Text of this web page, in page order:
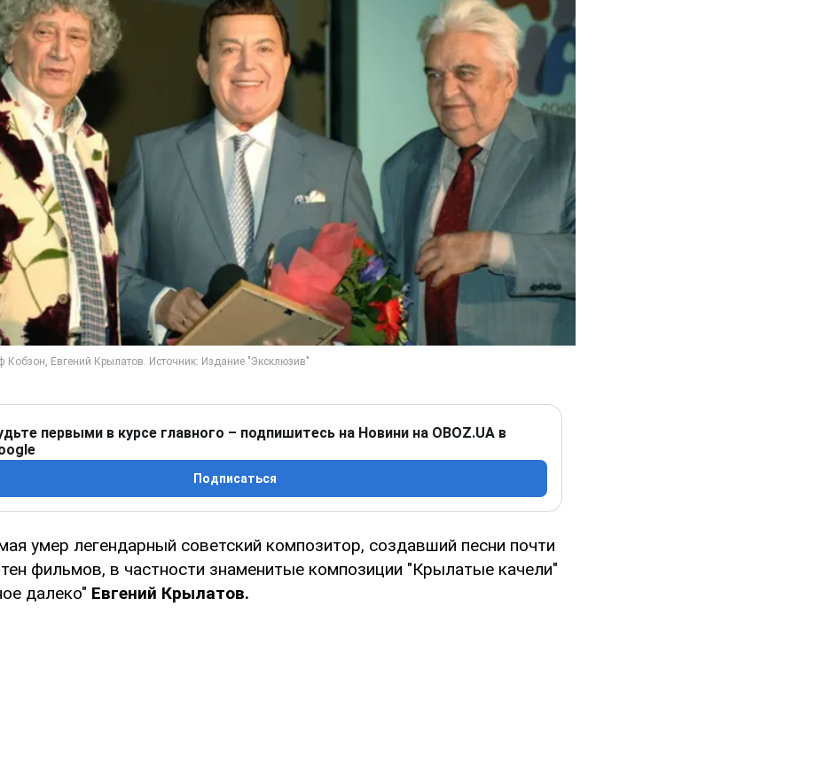
первыми в курсе главного – подпишитесь на Новини на OBOZ.UA в
Подписаться
умер легендарный советский композитор, создавший песни почти
фильмов, в частности знаменитые композиции "Крылатые качели"
далеко" Евгений Крылатов.